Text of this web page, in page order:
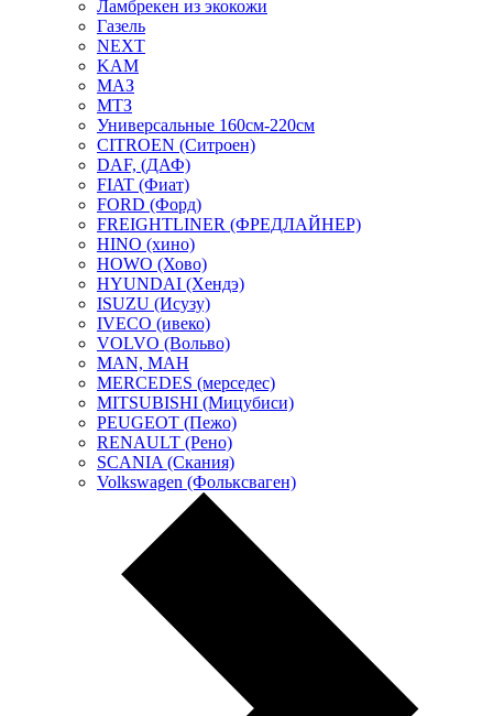
Ламбрекен из экокожи
Газель
NEXT
KAM
МАЗ
МТЗ
Универсальные 160см-220см
CITROEN (Ситроен)
DAF, (ДАФ)
FIAT (Фиат)
FORD (Форд)
FREIGHTLINER (ФРЕДЛАЙНЕР)
HINO (хино)
HOWO (Хово)
HYUNDAI (Хендэ)
ISUZU (Исузу)
IVECO (ивеко)
VOLVO (Вольво)
MAN, МАН
MERCEDES (мерседес)
MITSUBISHI (Мицубиси)
PEUGEOT (Пежо)
RENAULT (Рено)
SCANIA (Скания)
Volkswagen (Фольксваген)